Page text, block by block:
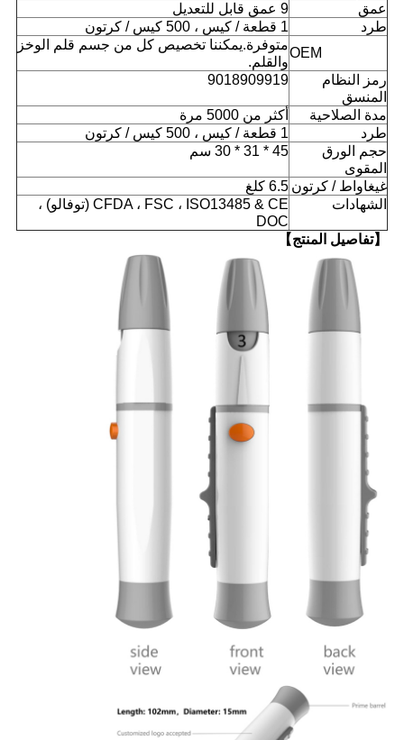
عمق
9 عمق قابل للتعديل
طرد
1 قطعة / كيس ، 500 كيس / كرتون
OEM
متوفرة.يمكننا تخصيص كل من جسم قلم الوخز
والقلم.
رمز النظام
المنسق
9018909919
مدة الصلاحية
أكثر من 5000 مرة
طرد
1 قطعة / كيس ، 500 كيس / كرتون
حجم الورق
المقوى
45 * 31 * 30 سم
غيغاواط / كرتون 6.5 كلغ
الشهادات
CFDA ، FSC ، ISO13485 & CE (توفالو) ،
DOC
【تفاصيل المنتج】